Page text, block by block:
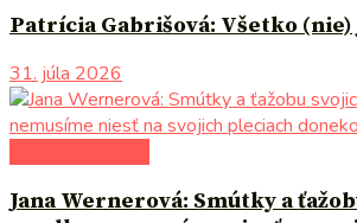
Patrícia Gabrišová: Všetko
31. júla 2026
Jana Wernerová: Smútky a